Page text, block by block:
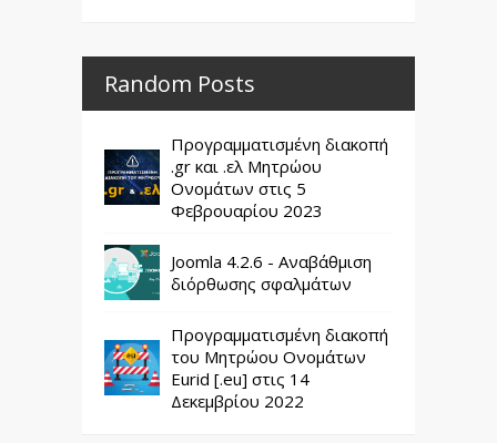
Random Posts
Προγραμματισμένη διακοπή
.gr και .ελ Μητρώου
Ονομάτων στις 5
Φεβρουαρίου 2023
Joomla 4.2.6 - Αναβάθμιση
διόρθωσης σφαλμάτων
Προγραμματισμένη διακοπή
του Μητρώου Ονομάτων
Eurid [.eu] στις 14
Δεκεμβρίου 2022